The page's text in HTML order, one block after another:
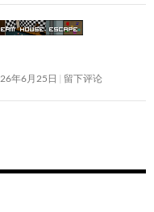
年6月25日 留下评论